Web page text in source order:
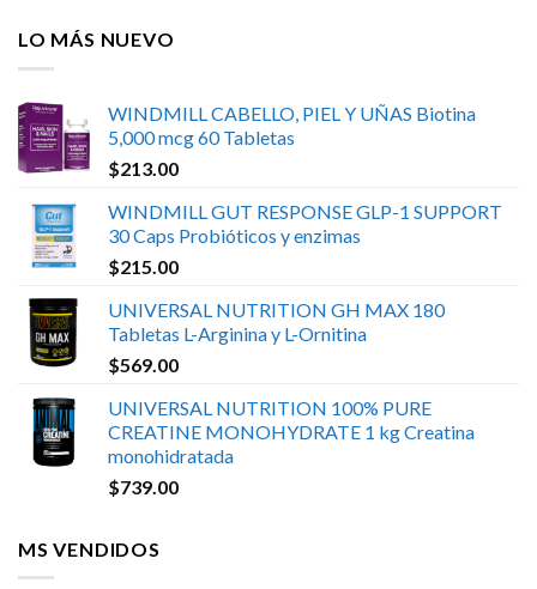
LO MÁS NUEVO
WINDMILL CABELLO, PIEL Y UÑAS Biotina
5,000 mcg 60 Tabletas
$213.00
WINDMILL GUT RESPONSE GLP-1 SUPPORT
30 Caps Probióticos y enzimas
$215.00
UNIVERSAL NUTRITION GH MAX 180
Tabletas L-Arginina y L-Ornitina
$569.00
UNIVERSAL NUTRITION 100% PURE
CREATINE MONOHYDRATE 1 kg Creatina
monohidratada
$739.00
MS VENDIDOS